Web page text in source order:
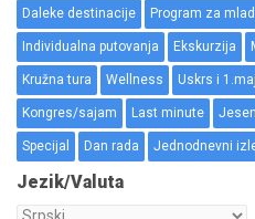
Daleke destinacije Program za
Individualna putovanja Ekskurzija
Kružna tura Wellness Uskrs i 1.maj
Kongres/sajam Last minute Jesen
Specijal Dan rada Jednodnevni
Jezik/Valuta